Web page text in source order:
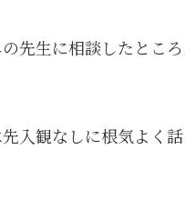
生に相談したところ
入観なしに根気よく